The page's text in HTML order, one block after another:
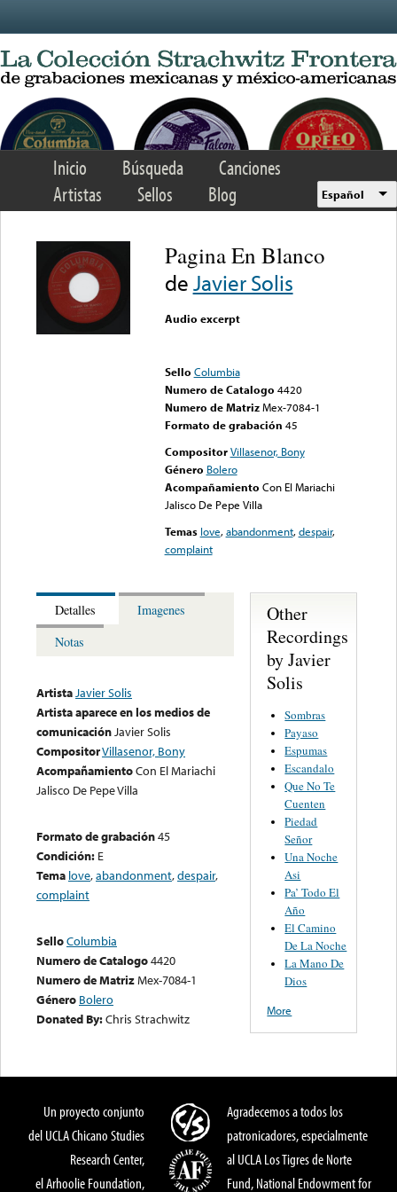
Inicio Búsqueda
Canciones
Artistas
Sellos Blog Español
Pagina En Blanco
deJavier Solis
Audio excerpt
Sello Columbia
Numero de Catalogo 4420
Numero de Matriz Mex-7084-1
Formato de grabación 45
Compositor Villasenor, Bony
Género Bolero
Acompañamiento Con El Mariachi
Jalisco De Pepe Villa
Temas love,abandonment,despair,
complaint
Detalles
Imagenes
Notas
ArtistaJavier Solis
Artista aparece en los medios de
comunicaciónJavier Solis
CompositorVillasenor, Bony
AcompañamientoCon El Mariachi
Jalisco De Pepe Villa
Formato de grabación45
Condición: E
Tema love,abandonment,despair,
complaint
SelloColumbia
Numero de Catalogo4420
Numero de MatrizMex-7084-1
Género Bolero
Donated By:Chris Strachwitz
Other
Recordings
by Javier
Solis
Sombras
Payaso
Espumas
Escandalo
Que No Te
Cuenten
Piedad
Señor
Una Noche
Asi
Pa’ Todo El
Año
El Camino
De La Noche
La Mano De
Dios
More
Un proyecto conjunto
del UCLA Chicano Studies
Research Center,
el Arhoolie Foundation,
Agradecemos a todos los
patronicadores, especialmente
al UCLA Los Tigres de Norte
Fund, National Endowment for